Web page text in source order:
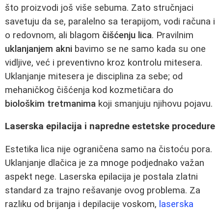
što proizvodi još više sebuma. Zato stručnjaci
savetuju da se, paralelno sa terapijom, vodi računa i
o redovnom, ali blagom čišćenju lica. Pravilnim
uklanjanjem akni bavimo se ne samo kada su one
vidljive, već i preventivno kroz kontrolu mitesera.
Uklanjanje mitesera je disciplina za sebe; od
mehaničkog čišćenja kod kozmetičara do
biološkim tretmanima koji smanjuju njihovu pojavu.
Laserska epilacija i napredne estetske procedure
Estetika lica nije ograničena samo na čistoću pora.
Uklanjanje dlačica je za mnoge podjednako važan
aspekt nege. Laserska epilacija je postala zlatni
standard za trajno rešavanje ovog problema. Za
razliku od brijanja i depilacije voskom, laserska